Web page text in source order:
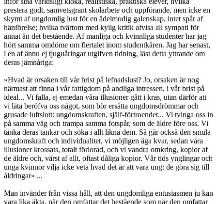
prestera godt, samvetsgrant skolarbete och uppförande, men icke en
skymt af ungdomlig lust för en ädelmodig galenskap, intet spår af
hänförelse; hvilka tvärtom med kylig kritik afvisa all sympati för
annat än det bestående. Af manliga och kvinnliga studenter har jag
hört samma omdöme om flertalet inom studentkåren. Jag har senast,
i en af ännu ej tjuguåringar utgifven tidning, läst detta yttrande om
deras jämnåriga:
»Hvad är orsaken till vår brist på lefnadslust? Jo, orsaken är nog
närmast att finna i vår fattigdom på andliga intressen, i vår brist på
ideal... Vi falla, ej emedan våra illusioner gått i kras, utan därför att
vi låta beröfva oss något, som bör ersätta ungdomsdrömmar och
grusade luftslott: ungdomskraften, själf-förtroendet... Vi tvinga oss in
på samma väg och trampa samma fotspår, som de äldre före oss. Vi
tänka deras tankar och söka i allt likna dem. Så går också den smula
ungdomskraft och individualitet, vi möjligen äga kvar, sedan våra
illusioner krossats, totalt förlorad, och vi vandra omkring, kopior af
de äldre och, värst af allt, oftast dåliga kopior. Vår tids ynglingar och
unga kvinnor vilja icke veta hvad det är att vara ung: de göra sig till
åldringar» ...
Man invänder från vissa håll, att den ungdomliga entusiasmen ju kan
vara lika äkta, när den omfattar det bestående som när den omfattar